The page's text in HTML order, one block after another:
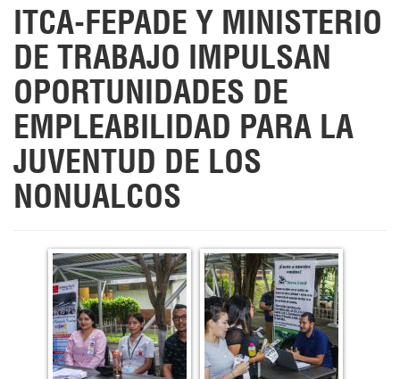
ITCA-FEPADE Y MINISTERIO
DE TRABAJO IMPULSAN
OPORTUNIDADES DE
EMPLEABILIDAD PARA LA
JUVENTUD DE LOS
NONUALCOS